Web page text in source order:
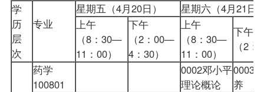
学
历
层
次
专业
星期五（4月20日）
星期六（4月21
上午
（8：30—
11：00）
下午
（2：00—
4：30）
上午
（8：30—
11：00）
下午
（2
药学
100801
0002邓小平
理论概论
0003
养